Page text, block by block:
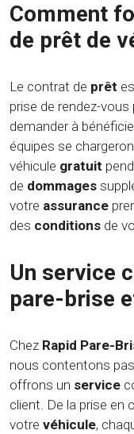
Comment
de prêt de
Le contrat de prêt
prise de rendez-vous
demander à
équipes se
véhicule gratuit
de dommages
votre assurance
des conditions de
Un service
pare-brise
Chez Rapid Pare-
nous contentons
offrons un service
client. De la prise en
votre véhicule,